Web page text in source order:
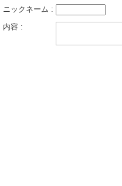
ニックネーム :
内容 :